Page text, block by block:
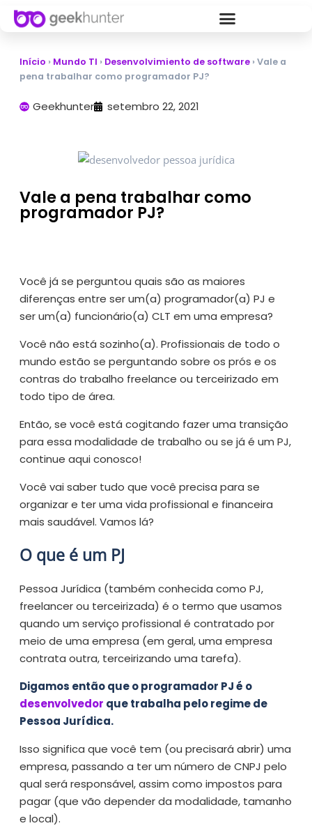
Início › Mundo TI › Desenvolvimiento de software › Vale a
pena trabalhar como programador PJ?
Geekhunter setembro 22, 2021
Vale a pena trabalhar como
programador PJ?
Você já se perguntou quais são as maiores
diferenças entre ser um(a) programador(a) PJ e
ser um(a) funcionário(a) CLT em uma empresa?
Você não está sozinho(a). Profissionais de todo o
mundo estão se perguntando sobre os prós e os
contras do trabalho freelance ou terceirizado em
todo tipo de área.
Então, se você está cogitando fazer uma transição
para essa modalidade de trabalho ou se já é um PJ,
continue aqui conosco!
Você vai saber tudo que você precisa para se
organizar e ter uma vida profissional e financeira
mais saudável. Vamos lá?
O que é um PJ
Pessoa Jurídica (também conhecida como PJ,
freelancer ou terceirizada) é o termo que usamos
quando um serviço profissional é contratado por
meio de uma empresa (em geral, uma empresa
contrata outra, terceirizando uma tarefa).
Digamos então que o programador PJ é o
desenvolvedor que trabalha pelo regime de
Pessoa Jurídica.
Isso significa que você tem (ou precisará abrir) uma
empresa, passando a ter um número de CNPJ pelo
qual será responsável, assim como impostos para
pagar (que vão depender da modalidade, tamanho
e local).